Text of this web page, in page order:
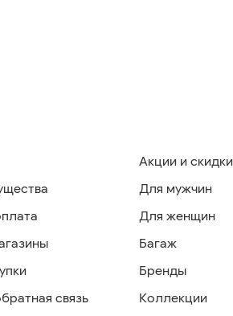
связь
Акции и скидки
Для мужчин
Для женщин
Багаж
Бренды
Коллекции